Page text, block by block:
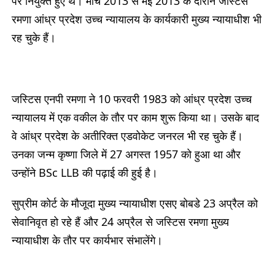
रमणा आंध्र प्रदेश उच्च न्यायालय के कार्यकारी मुख्य न्यायाधीश भी
रह चुके हैं।
जस्टिस एनपी रमणा ने 10 फरवरी 1983 को आंध्र प्रदेश उच्च
न्यायालय में एक वकील के तौर पर काम शुरू किया था। उसके बाद
वे आंध्र प्रदेश के अतीरिक्त एडवोकेट जनरल भी रह चुके हैं।
उनका जन्म कृष्णा जिले में 27 अगस्त 1957 को हुआ था और
उन्होंने BSc LLB की पढ़ाई की हुई है।
सुप्रीम कोर्ट के मौजूदा मुख्य न्यायाधीश एसए बोबडे 23 अप्रैल को
सेवानिवृत हो रहे हैं और 24 अप्रैल से जस्टिस रमणा मुख्य
न्यायाधीश के तौर पर कार्यभार संभालेंगे।